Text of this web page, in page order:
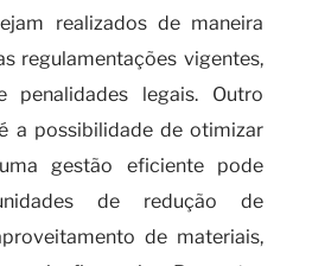
realizados de maneira
regulamentações vigentes,
penalidades legais. Outro
a possibilidade de otimizar
gestão eficiente pode
de redução de
de materiais,